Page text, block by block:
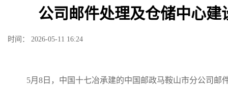
公司邮件处理及仓储中心建
时间： 2026-05-11 16:24
5月8日，中国十七冶承建的中国邮政马鞍山市分公司邮